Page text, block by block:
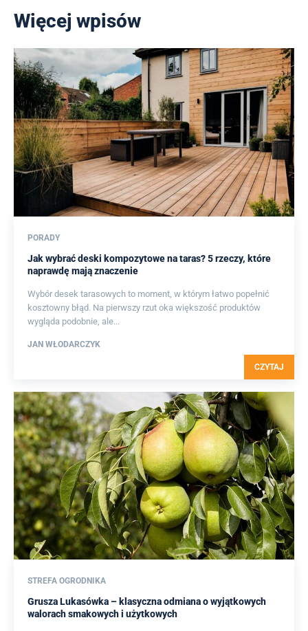
Więcej wpisów
PORADY
Jak wybrać deski kompozytowe na taras? 5 rzeczy, które
naprawdę mają znaczenie
Wybór desek tarasowych to moment, w którym łatwo popełnić
kosztowny błąd. Na pierwszy rzut oka większość produktów
wygląda podobnie, ale...
JAN WŁODARCZYK
CZYTAJ
STREFA OGRODNIKA
Grusza Lukasówka – klasyczna odmiana o wyjątkowych
walorach smakowych i użytkowych